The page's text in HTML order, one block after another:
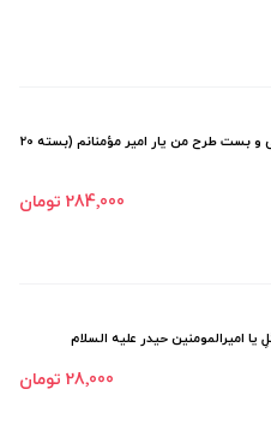
بادکنک به همراه نی و بست طرح من یار امیر مؤمنانم (بسته 20
284٬000 تومان
امیرالمومنین حیدر علیه السلام
28٬000 تومان